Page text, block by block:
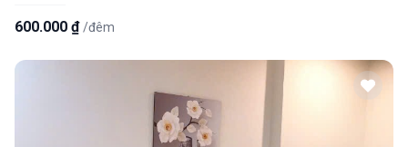
600.000 ₫ /đêm